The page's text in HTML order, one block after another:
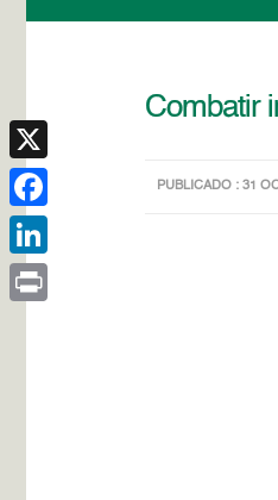
Combatir
PUBLICADO : 31
X
Facebook
LinkedIn